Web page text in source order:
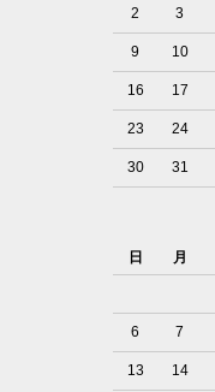
2 3
9 10
16 17
23 24
30 31
日
月
6 7
13 14